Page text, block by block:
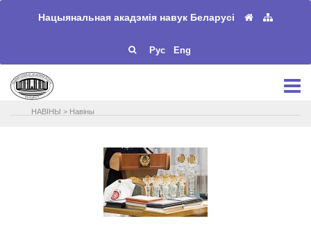
Нацыянальная акадэмія навук Беларусі
Рус Eng
НАВIНЫ > Навіны